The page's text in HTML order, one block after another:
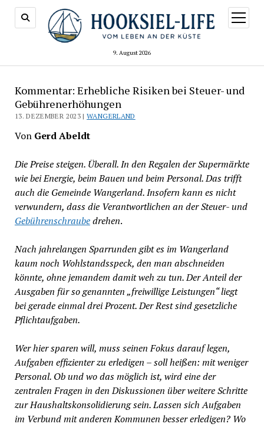
9. August 2026
Menü
öffnen
Kommentar: Erhebliche Risiken bei Steuer- und
Gebührenerhöhungen
13. DEZEMBER 2023 |WANGERLAND
Von Gerd Abeldt
Die Preise steigen. Überall. In den Regalen der Supermärkte
wie bei Energie, beim Bauen und beim Personal. Das trifft
auch die Gemeinde Wangerland. Insofern kann es nicht
verwundern, dass die Verantwortlichen an der Steuer- und
Gebührenschraubedrehen.
Nach jahrelangen Sparrunden gibt es im Wangerland
kaum noch Wohlstandsspeck, den man abschneiden
könnte, ohne jemandem damit weh zu tun. Der Anteil der
Ausgaben für so genannten „freiwillige Leistungen“ liegt
bei gerade einmal drei Prozent. Der Rest sind gesetzliche
Pflichtaufgaben.
Wer hier sparen will, muss seinen Fokus darauf legen,
Aufgaben effizienter zu erledigen – soll heißen: mit weniger
Personal. Ob und wo das möglich ist, wird eine der
zentralen Fragen in den Diskussionen über weitere Schritte
zur Haushaltskonsolidierung sein. Lassen sich Aufgaben
im Verbund mit anderen Kommunen besser erledigen? Wo